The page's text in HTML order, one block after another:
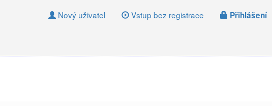
Nový uživatel Vstup bez registrace Přihlášení